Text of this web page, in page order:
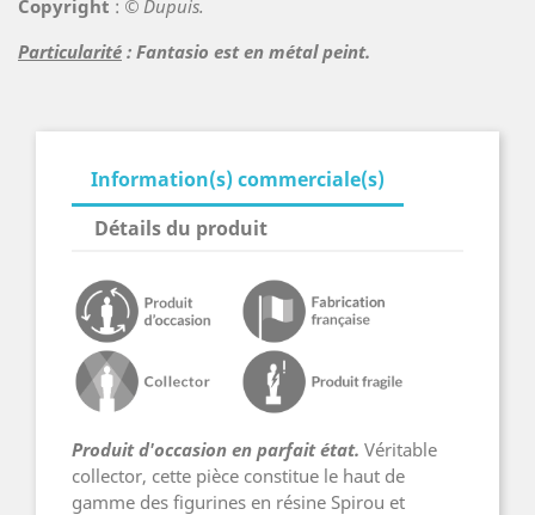
Copyright : © Dupuis.
Particularité : Fantasio est en métal peint.
Information(s) commerciale(s)
Détails du produit
Produit d'occasion en parfait état. Véritable
collector, cette pièce constitue le haut de
gamme des figurines en résine Spirou et